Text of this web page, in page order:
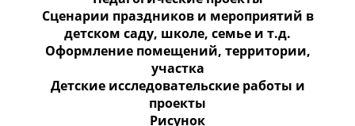
Сценарии праздников и мероприятий в
детском саду, школе, семье и т.д.
Оформление помещений, территории,
участка
Детские исследовательские работы и
проекты
Рисунок